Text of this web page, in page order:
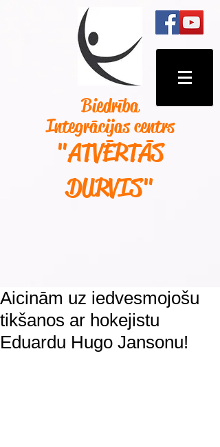
Biedrība
Integrācijas centrs
"ATVĒRTĀS
DURVIS"
Aicinām uz iedvesmojošu
tikšanos ar hokejistu
Eduardu Hugo Jansonu!